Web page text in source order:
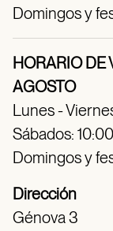
Domingos y
HORARIO DE
AGOSTO
Lunes -
Sábados:
Domingos y
Dirección
Génova 3